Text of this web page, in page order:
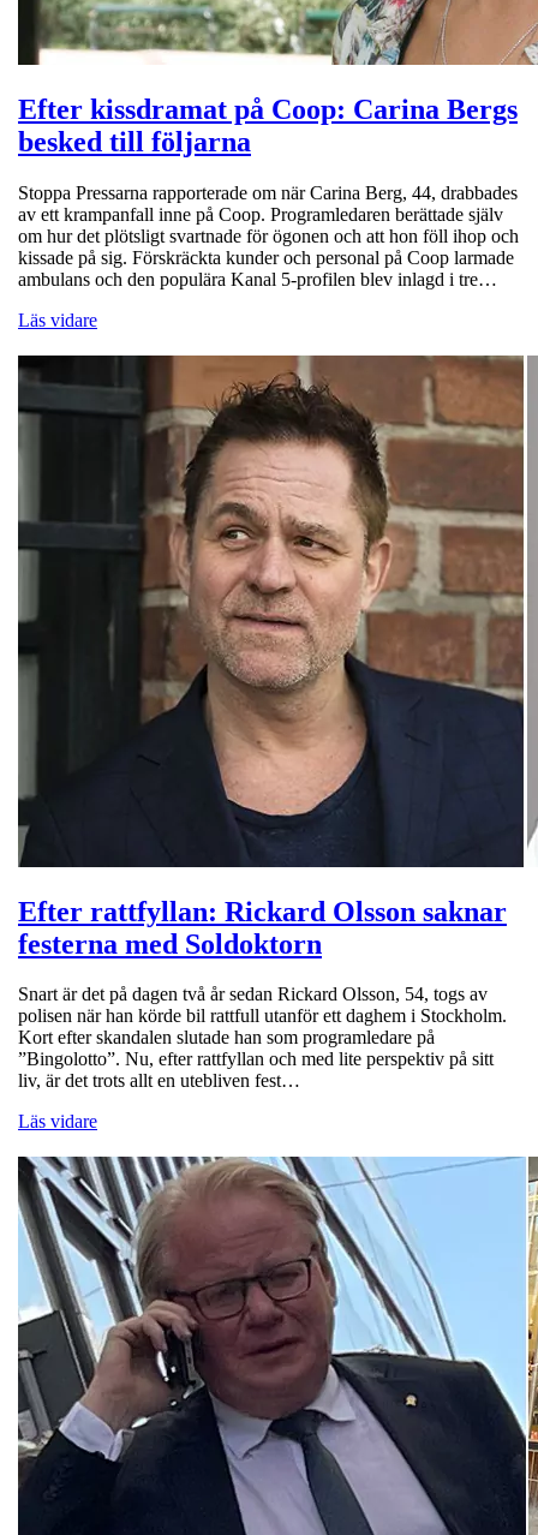
Efter kissdramat på Coop: Carina Bergs
besked till följarna
Stoppa Pressarna rapporterade om när Carina Berg, 44, drabbades
av ett krampanfall inne på Coop. Programledaren berättade själv
om hur det plötsligt svartnade för ögonen och att hon föll ihop och
kissade på sig. Förskräckta kunder och personal på Coop larmade
ambulans och den populära Kanal 5-profilen blev inlagd i tre…
Läs vidare
Efter rattfyllan: Rickard Olsson saknar
festerna med Soldoktorn
Snart är det på dagen två år sedan Rickard Olsson, 54, togs av
polisen när han körde bil rattfull utanför ett daghem i Stockholm.
Kort efter skandalen slutade han som programledare på
”Bingolotto”. Nu, efter rattfyllan och med lite perspektiv på sitt
liv, är det trots allt en utebliven fest…
Läs vidare